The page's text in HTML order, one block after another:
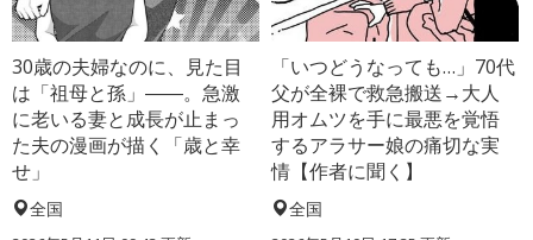
30歳の夫婦なのに、見た目
は「祖母と孫」――。急激
に老いる妻と成長が止まっ
た夫の漫画が描く「歳と幸
せ」
全国
「いつどうなっても…」70代
父が全裸で救急搬送→大人
用オムツを手に最悪を覚悟
するアラサー娘の痛切な実
情【作者に聞く】
全国